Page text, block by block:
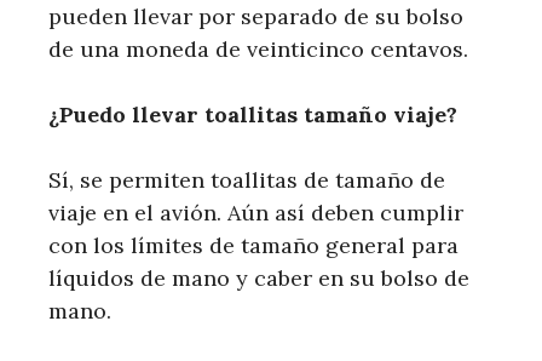
pueden llevar por separado de su bolso
de una moneda de veinticinco centavos.
¿Puedo llevar toallitas tamaño viaje?
Sí, se permiten toallitas de tamaño de
viaje en el avión. Aún así deben cumplir
con los límites de tamaño general para
líquidos de mano y caber en su bolso de
mano.